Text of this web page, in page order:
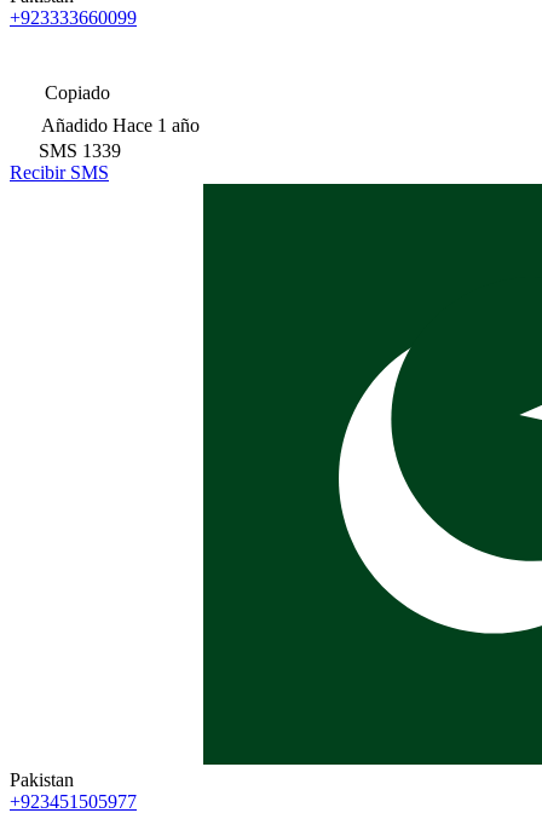
+923333660099
Copiado
Añadido Hace 1 año
SMS 1339
Recibir SMS
Pakistan
+923451505977